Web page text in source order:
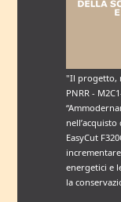
"Il progetto,
PNRR -
EasyCut
energetici e
la